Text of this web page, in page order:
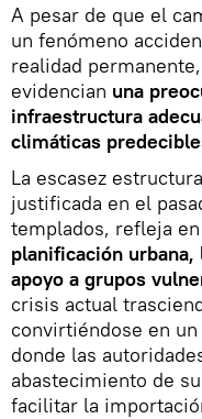
A pesar de que el
un fenómeno
realidad
evidencian una
infraestructura
climáticas
La escasez
justificada en el
templados, refleja
planificación
apoyo a grupos
crisis actual
convirtiéndose en
donde las
abastecimiento de
facilitar la